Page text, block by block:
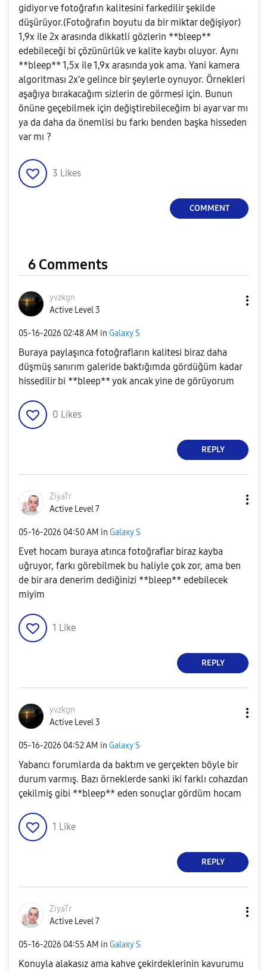
gidiyor ve fotoğrafın kalitesini farkedilir şekilde
düşürüyor.(Fotoğrafın boyutu da bir miktar değişiyor)
1,9x ile 2x arasında dikkatli gözlerin **bleep**
edebileceği bi çözünürlük ve kalite kaybı oluyor. Aynı
**bleep** 1,5x ile 1,9x arasında yok ama. Yani kamera
algoritması 2x'e gelince bir şeylerle oynuyor. Örnekleri
aşağıya bırakacağım sizlerin de görmesi için. Bunun
önüne geçebilmek için değiştirebileceğim bi ayar var mı
ya da daha da önemlisi bu farkı benden başka hisseden
var mı ?
3 Likes
COMMENT
6 Comments
yvzkgn
Active Level 3
‎05-16-2026 02:48 AM in Galaxy S
Buraya paylaşınca fotoğrafların kalitesi biraz daha
düşmüş sanırım galeride baktığımda gördüğüm kadar
hissedilir bi **bleep** yok ancak yine de görüyorum
0 Likes
REPLY
ZiyaTr
Active Level 7
‎05-16-2026 04:50 AM in Galaxy S
Evet hocam buraya atınca fotoğraflar biraz kayba
uğruyor, farkı görebilmek bu haliyle çok zor, ama ben
de bir ara denerim dediğinizi **bleep** edebilecek
miyim
1 Like
REPLY
yvzkgn
Active Level 3
‎05-16-2026 04:52 AM in Galaxy S
Yabancı forumlarda da baktım ve gerçekten böyle bir
durum varmış. Bazı örneklerde sanki iki farklı cohazdan
çekilmiş gibi **bleep** eden sonuçlar gördüm hocam
1 Like
REPLY
ZiyaTr
Active Level 7
‎05-16-2026 04:55 AM in Galaxy S
Konuyla alakasız ama kahve çekirdeklerinin kavurumu